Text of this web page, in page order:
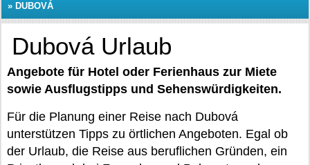
» DUBOVÁ
Dubová Urlaub
Angebote für Hotel oder Ferienhaus zur Miete
sowie Ausflugstipps und Sehenswürdigkeiten.
Für die Planung einer Reise nach Dubová
unterstützen Tipps zu örtlichen Angeboten. Egal ob
der Urlaub, die Reise aus beruflichen Gründen, ein